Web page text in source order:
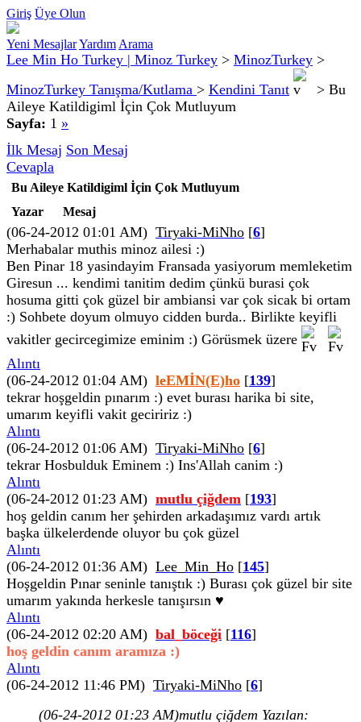
Giriş Üye Olun
Yeni MesajlarYardım Arama
Lee Min Ho Turkey | Minoz Turkey > MinozTurkey >
MinozTurkey Tanışma/Kutlama > Kendini Tanıt > Bu
Aileye Katildigiml İçin Çok Mutluyum
Sayfa: 1 »
İlk Mesaj Son Mesaj
Cevapla
Bu Aileye Katildigiml İçin Çok Mutluyum
Yazar
Mesaj
(06-24-2012 01:01 AM) Tiryaki-MiNho [6]
Merhabalar muthis minoz ailesi :)
Ben Pinar 18 yasindayim Fransada yasiyorum memleketim
Giresun ... kendimi tanitim dedim çünkü burasi çok
hosuma gitti çok güzel bir ambiansi var çok sicak bi ortam
:) Sohbete doyum olmuyo cidden burda.. Birlikte keyifli
vakitler gecircegimize eminim :) Görüsmek üzere
Alıntı
(06-24-2012 01:04 AM) leEMİN(E)ho [139]
tekrar hoşgeldin pınarım :) evet burası harika bi site,
umarım keyifli vakit geciririz :)
Alıntı
(06-24-2012 01:06 AM) Tiryaki-MiNho [6]
tekrar Hosbulduk Eminem :) Ins'Allah canim :)
Alıntı
(06-24-2012 01:23 AM) mutlu çiğdem [193]
hoş geldin canım her şehirden arkadaşımız vardı artık
başka ülkelerdende oluyor bu çok güzel
Alıntı
(06-24-2012 01:36 AM) Lee_Min_Ho [145]
Hoşgeldin Pınar seninle tanıştık :) Burası çok güzel bir site
umarım yakında herkesle tanışırsın ♥
Alıntı
(06-24-2012 02:20 AM) bal_böceği [116]
hoş geldin canım aramıza :)
Alıntı
(06-24-2012 11:46 PM) Tiryaki-MiNho [6]
(06-24-2012 01:23 AM)mutlu çiğdem Yazılan: